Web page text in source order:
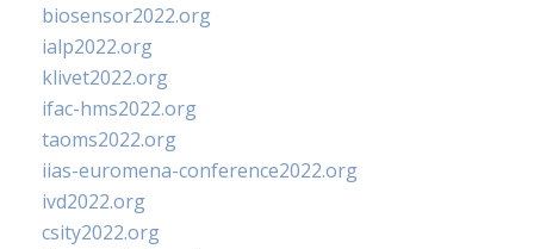
biosensor2022.org
ialp2022.org
klivet2022.org
ifac-hms2022.org
taoms2022.org
iias-euromena-conference2022.org
ivd2022.org
csity2022.org